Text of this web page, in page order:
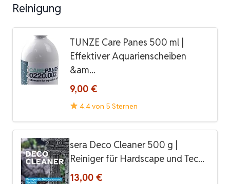
Reinigung
TUNZE Care Panes 500 ml |
Effektiver Aquarienscheiben
&am...
9,00 €
4.4 von 5 Sternen
sera Deco Cleaner 500 g |
Reiniger für Hardscape und Tec...
13,00 €